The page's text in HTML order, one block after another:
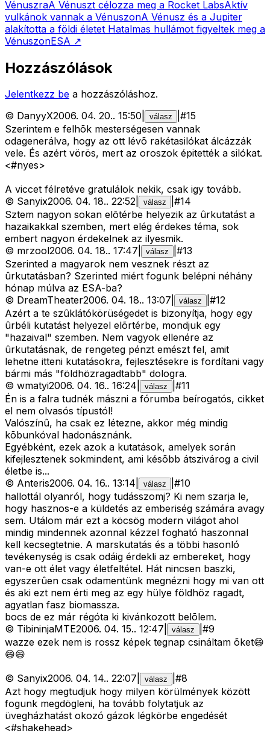
VénuszraA Vénuszt célozza meg a Rocket LabsAktív
vulkánok vannak a VénuszonA Vénusz és a Jupiter
alakította a földi életet Hatalmas hullámot figyeltek meg a
VénuszonESA ↗
Hozzászólások
Jelentkezz be a hozzászóláshoz.
© DanyyX2006. 04. 20.. 15:50 válasz #15
Szerintem e felhõk mesterségesen vannak
odagenerálva, hogy az ott lévõ rakétasilókat álcázzák
vele. És azért vörös, mert az oroszok épitették a silókat.
<#nyes>
A viccet félretéve gratulálok nekik, csak igy tovább.
© Sanyix2006. 04. 18.. 22:52 válasz #14
Sztem nagyon sokan elõtérbe helyezik az ûrkutatást a
hazaikakkal szemben, mert elég érdekes téma, sok
embert nagyon érdekelnek az ilyesmik.
© mrzool2006. 04. 18.. 17:47 válasz #13
Szerinted a magyarok nem vesznek részt az
ûrkutatásban? Szerinted miért fogunk belépni néhány
hónap múlva az ESA-ba?
© DreamTheater2006. 04. 18.. 13:07 válasz #12
Azért a te szûklátókörüségedet is bizonyítja, hogy egy
ûrbéli kutatást helyezel elõrtérbe, mondjuk egy
"hazaival" szemben. Nem vagyok ellenére az
ûrkutatásnak, de rengeteg pénzt emészt fel, amit
lehetne itteni kutatásokra, fejlesztésekre is fordítani vagy
bármi más "földhözragadtabb" dologra.
© wmatyi2006. 04. 16.. 16:24 válasz #11
Én is a falra tudnék mászni a fórumba beírogatós, cikket
el nem olvasós típustól!
Valószínû, ha csak ez létezne, akkor még mindig
kõbunkóval hadonásznánk.
Egyébként, ezek azok a kutatások, amelyek során
kifejlesztenek sokmindent, ami késõbb átszivárog a civil
életbe is...
© Anteris2006. 04. 16.. 13:14 válasz #10
hallottál olyanról, hogy tudásszomj? Ki nem szarja le,
hogy hasznos-e a küldetés az emberiség számára avagy
sem. Utálom már ezt a köcsög modern világot ahol
mindig mindennek azonnal kézzel fogható haszonnal
kell kecsegtetnie. A marskutatás és a többi hasonló
tevékenység is csak odáig érdekli az embereket, hogy
van-e ott élet vagy életfeltétel. Hát nincsen baszki,
egyszerûen csak odamentünk megnézni hogy mi van ott
és aki ezt nem érti meg az egy hülye földhöz ragadt,
agyatlan fasz biomassza.
bocs de ez már régóta ki kivánkozott belõlem.
© TibininjaMTE2006. 04. 15.. 12:47 válasz #9
wazze ezek nem is rossz képek tegnap csináltam õket😄
😄😄
© Sanyix2006. 04. 14.. 22:07 válasz #8
Azt hogy megtudjuk hogy milyen körülmények között
fogunk megdögleni, ha tovább folytatjuk az
üvegházhatást okozó gázok légkörbe engedését
<#shakehead>